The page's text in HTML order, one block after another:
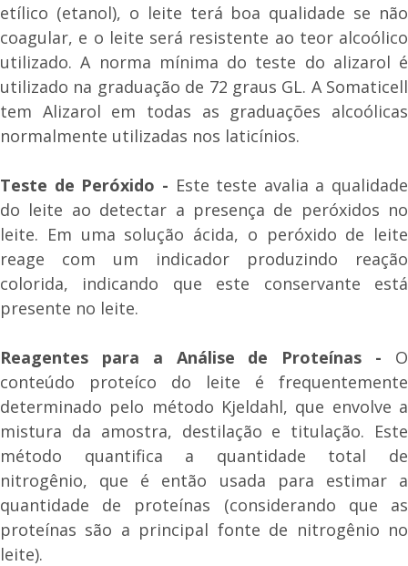
etílico (etanol), o leite terá boa qualidade se não
coagular, e o leite será resistente ao teor alcoólico
utilizado. A norma mínima do teste do alizarol é
utilizado na graduação de 72 graus GL. A Somaticell
tem Alizarol em todas as graduações alcoólicas
normalmente utilizadas nos laticínios.
Teste de Peróxido - Este teste avalia a qualidade
do leite ao detectar a presença de peróxidos no
leite. Em uma solução ácida, o peróxido de leite
reage com um indicador produzindo reação
colorida, indicando que este conservante está
presente no leite.
Reagentes para a Análise de Proteínas - O
conteúdo proteíco do leite é frequentemente
determinado pelo método Kjeldahl, que envolve a
mistura da amostra, destilação e titulação. Este
método quantifica a quantidade total de
nitrogênio, que é então usada para estimar a
quantidade de proteínas (considerando que as
proteínas são a principal fonte de nitrogênio no
leite).